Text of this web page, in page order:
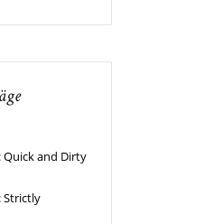
Quick and Dirty
Strictly